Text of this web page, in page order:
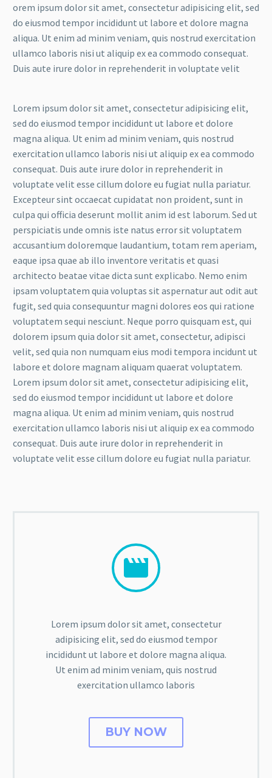
orem ipsum dolor sit amet, consectetur adipisicing elit, sed
do eiusmod tempor incididunt ut labore et dolore magna
aliqua. Ut enim ad minim veniam, quis nostrud exercitation
ullamco laboris nisi ut aliquip ex ea commodo consequat.
Duis aute irure dolor in reprehenderit in voluptate velit
Lorem ipsum dolor sit amet, consectetur adipisicing elit,
sed do eiusmod tempor incididunt ut labore et dolore
magna aliqua. Ut enim ad minim veniam, quis nostrud
exercitation ullamco laboris nisi ut aliquip ex ea commodo
consequat. Duis aute irure dolor in reprehenderit in
voluptate velit esse cillum dolore eu fugiat nulla pariatur.
Excepteur sint occaecat cupidatat non proident, sunt in
culpa qui officia deserunt mollit anim id est laborum. Sed ut
perspiciatis unde omnis iste natus error sit voluptatem
accusantium doloremque laudantium, totam rem aperiam,
eaque ipsa quae ab illo inventore veritatis et quasi
architecto beatae vitae dicta sunt explicabo. Nemo enim
ipsam voluptatem quia voluptas sit aspernatur aut odit aut
fugit, sed quia consequuntur magni dolores eos qui ratione
voluptatem sequi nesciunt. Neque porro quisquam est, qui
dolorem ipsum quia dolor sit amet, consectetur, adipisci
velit, sed quia non numquam eius modi tempora incidunt ut
labore et dolore magnam aliquam quaerat voluptatem.
Lorem ipsum dolor sit amet, consectetur adipisicing elit,
sed do eiusmod tempor incididunt ut labore et dolore
magna aliqua. Ut enim ad minim veniam, quis nostrud
exercitation ullamco laboris nisi ut aliquip ex ea commodo
consequat. Duis aute irure dolor in reprehenderit in
voluptate velit esse cillum dolore eu fugiat nulla pariatur.


Lorem ipsum dolor sit amet, consectetur
adipisicing elit, sed do eiusmod tempor
incididunt ut labore et dolore magna aliqua.
Ut enim ad minim veniam, quis nostrud
exercitation ullamco laboris
BUY NOW